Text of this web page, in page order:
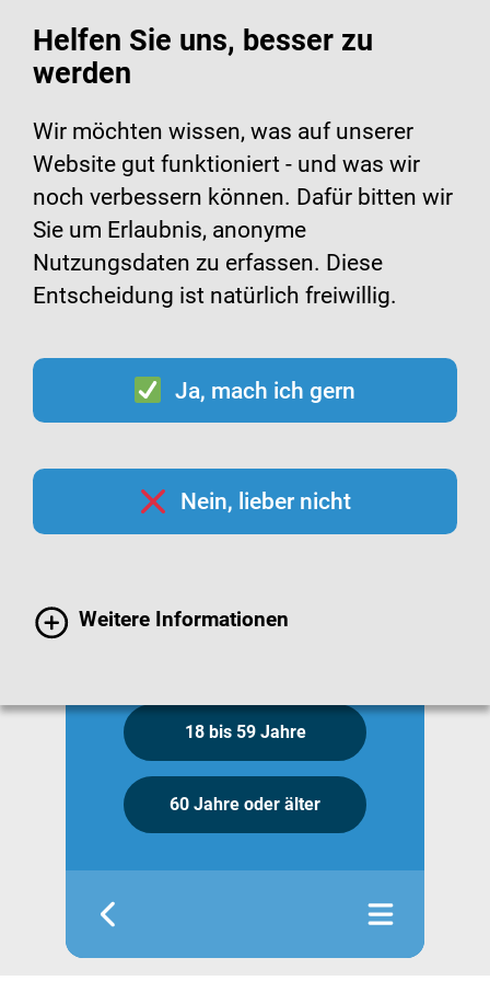
Helfen Sie uns, besser zu
werden
Wir möchten wissen, was auf unserer
Website gut funktioniert - und was wir
noch verbessern können. Dafür bitten wir
Sie um Erlaubnis, anonyme
Nutzungsdaten zu erfassen. Diese
Entscheidung ist natürlich freiwillig.
Ja, mach ich gern
Nein, lieber nicht
Weitere Informationen
Grippe-Impfcheck
Wie alt sind Sie oder
die Person, um die es
geht?
6 bis 23 Monate
18 bis 59 Jahre
60 Jahre oder älter